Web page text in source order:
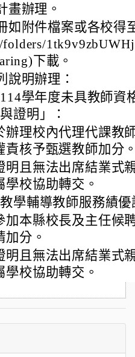
畫辦理。
如附件檔案或各校得
下載。
說明辦理：
114學年度未具教師
證明」：
辦理校內代理代課教
責核予甄選教師加分
明且無法出席結業式
學校協助轉交。
教學輔導教師服務績
加本縣校長及主任候
加分。
明且無法出席結業式
學校協助轉交。